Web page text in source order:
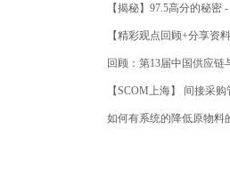
【揭秘】97.5高分的秘
【精彩观点回顾+分享资
回顾：第13届中国供应
【SCOM上海】 间接采
如何有系统的降低原物料